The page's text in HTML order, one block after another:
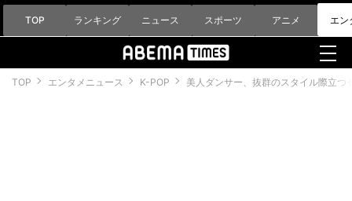
TOP ランキング ニュース スポーツ アニメ エン
TOP エンタメニュース K-POP 美人ダンサー、抜群のスタイル際立